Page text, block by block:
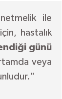
ile
hastalık
günü
veya